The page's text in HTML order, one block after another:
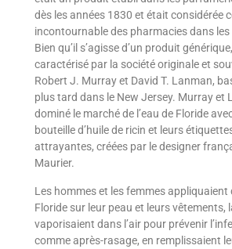
dès les années 1830 et était considérée
incontournable des pharmacies dans
Bien qu’il s’agisse d’un produit
caractérisé par la société originale et
Robert J. Murray et David T. Lanman,
plus tard dans le New Jersey. Murray et
dominé le marché de l’eau de Floride
bouteille d’huile de ricin et leurs
attrayantes, créées par le designer
Maurier.
Les hommes et les femmes appliquaient
Floride sur leur peau et leurs vêtements,
vaporisaient dans l’air pour prévenir
comme après-rasage, en remplissaient